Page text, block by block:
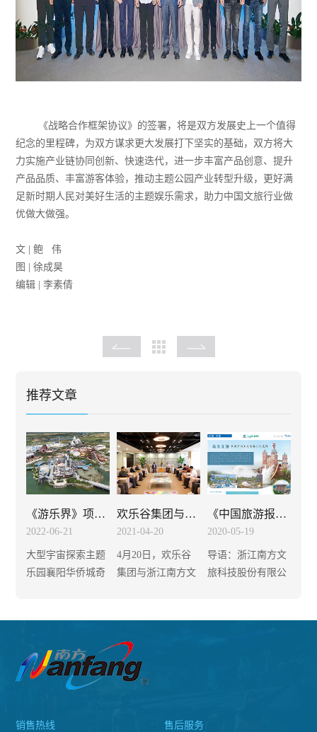
《战略合作框架协议》的签署，将是双方发展史上一个值得
纪念的里程碑，为双方谋求更大发展打下坚实的基础，双方将大
力实施产业链协同创新、快速迭代，进一步丰富产品创意、提升
产品品质、丰富游客体验，推动主题公园产业转型升级，更好满
足新时期人民对美好生活的主题娱乐需求，助力中国文旅行业做
优做大做强。
文 | 鲍 伟
图 | 徐成昊
编辑 | 李素倩
推荐文章
《游乐界》项目报道：南方文旅助力襄阳华侨城
2022-06-21
大型宇宙探索主题
乐园襄阳华侨城奇
欢乐谷集团与南方文旅签署战略合作框架
2021-04-20
4月20日，欢乐谷
集团与浙江南方文
《中国旅游报》专题：南方文旅争做文旅行业先锋
2020-05-19
导语：浙江南方文
旅科技股份有限公
销售热线 售后服务